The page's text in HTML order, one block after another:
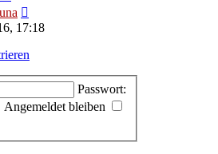
Beitrag
17:18
Passwort:
Angemeldet bleiben